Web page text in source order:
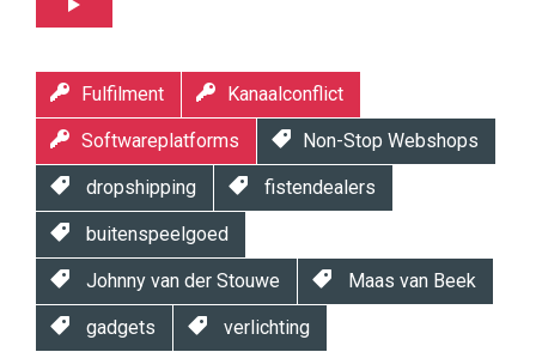
Fulfilment Kanaalconflict
Softwareplatforms Non-Stop Webshops
dropshipping fistendealers
buitenspeelgoed
Johnny van der Stouwe Maas van Beek
gadgets verlichting